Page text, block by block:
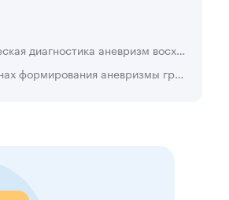
Рентгенохирургическая диагностика аневризм восходящей аорты и дуги. Хадж, Мусса Илиан Фаузи. Кандидат медицинских наук. 2008
К вопросу о причинах формирования аневризмы грудного отдела аорты. Онощенко А.И., Янушко А.В., Толмачевец В.И., Конецкая В.В.